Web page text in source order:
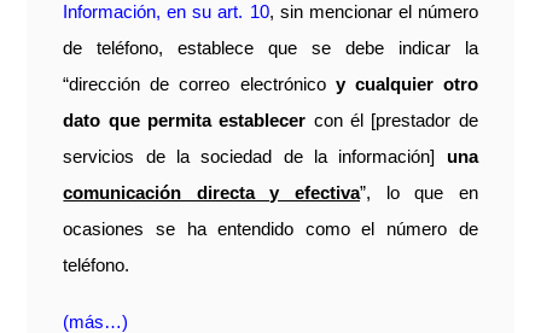
Información, en su art. 10, sin mencionar el número
de teléfono, establece que se debe indicar la
“dirección de correo electrónico y cualquier otro
dato que permita establecer con él [prestador de
servicios de la sociedad de la información] una
comunicación directa y efectiva”, lo que en
ocasiones se ha entendido como el número de
teléfono.
(más…)